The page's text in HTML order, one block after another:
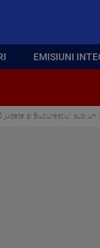
EMISIUNI
județe și Bucureștiul, sub